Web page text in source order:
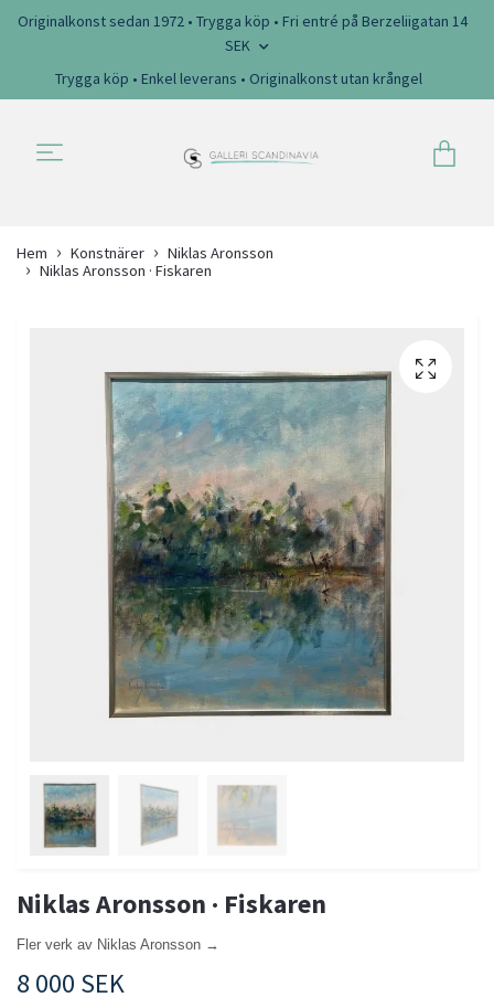
Originalkonst sedan 1972 • Trygga köp • Fri entré på Berzeliigatan 14
SEK
Trygga köp • Enkel leverans • Originalkonst utan krångel
Hem Konstnärer
Niklas Aronsson
Niklas Aronsson · Fiskaren
Niklas Aronsson · Fiskaren
Fler verk av Niklas Aronsson →
8 000 SEK